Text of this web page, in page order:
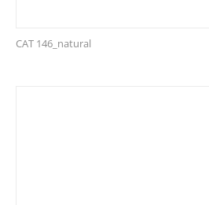
CAT 146_natural